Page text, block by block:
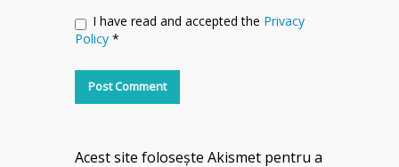
I have read and accepted the Privacy
Policy *
Acest site folosește Akismet pentru a